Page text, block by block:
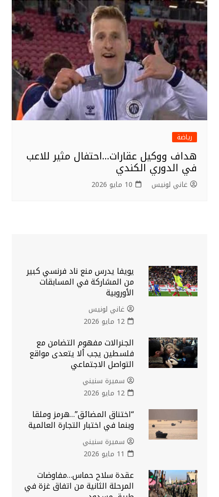
رياضة
هداف ووكيل عقارات…احتفال مثير للاعب
في الدوري الكندي
غاني لونيس 10 مايو 2026
يويفا يدرس منع ناد فرنسي كبير
من المشاركة في المسابقات
الأوروبية
غاني لونيس
12 مايو 2026
الجنرالات مفهوم التضامن مع
فلسطين يجب ألا يتعدى مواقع
التواصل الاجتماعي
سميرة سنيني
12 مايو 2026
“اختناق المضائق”…هرمز وملقا
وبنما في اختبار التجارة العالمية
سميرة سنيني
11 مايو 2026
عقدة سلاح حماس…مفاوضات
المرحلة الثانية من اتفاق غزة في